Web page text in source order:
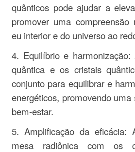
quânticos pode ajudar a
promover uma
eu interior e do universo ao
4. Equilíbrio e
quântica e os cristais
conjunto para equilibrar e
energéticos, promovendo
bem-estar.
5. Amplificação da eficácia:
mesa radiônica com os